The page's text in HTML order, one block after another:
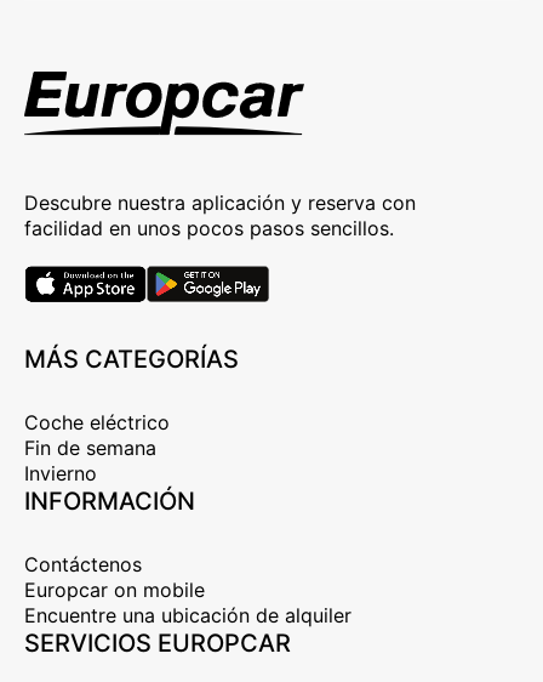
Descubre nuestra aplicación y reserva con
facilidad en unos pocos pasos sencillos.
MÁS CATEGORÍAS
Coche eléctrico
Fin de semana
Invierno
INFORMACIÓN
Contáctenos
Europcar on mobile
Encuentre una ubicación de alquiler
SERVICIOS EUROPCAR